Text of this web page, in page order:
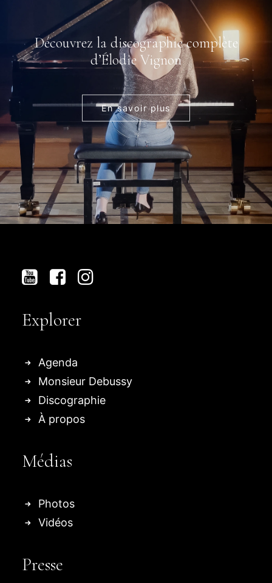
Découvrez la discographie complète
d’Élodie Vignon
En savoir plus
Explorer
Agenda
Monsieur Debussy
Discographie
À propos
Médias
Photos
Vidéos
Presse